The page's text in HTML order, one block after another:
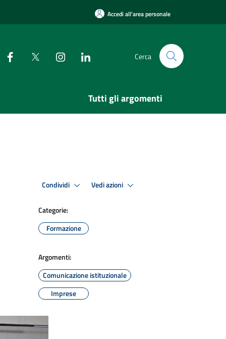
Accedi all'area personale
Cerca
Tutti gli argomenti
Condividi Vedi azioni
Categorie:
Formazione
Argomenti:
Comunicazione istituzionale
Imprese